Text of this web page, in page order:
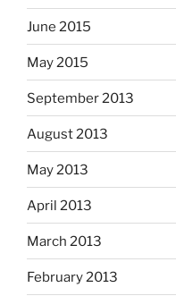
June 2015
May 2015
September 2013
August 2013
May 2013
April 2013
March 2013
February 2013